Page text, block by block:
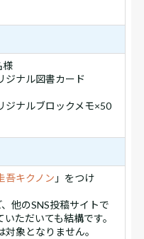
様
ナル図書カード
ナルブロックメモ×50
吾キクノン 」をつけ
他のSNS投稿サイトで
ただいても結構です。
象となりません。